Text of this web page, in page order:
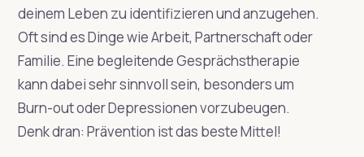
deinem Leben zu identifizieren und anzugehen.
Oft sind es Dinge wie Arbeit, Partnerschaft oder
Familie. Eine begleitende Gesprächstherapie
kann dabei sehr sinnvoll sein, besonders um
Burn-out oder Depressionen vorzubeugen.
Denk dran: Prävention ist das beste Mittel!